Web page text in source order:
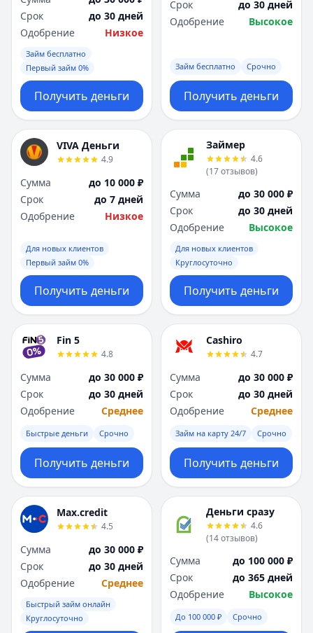
Срок
до 30 дней
Одобрение
Низкое
Займ бесплатно
Первый займ 0%
Получить деньги
Срок
до 30 дней
Одобрение
Высокое
Займ бесплатно Срочно
Получить деньги
VIVA Деньги
4.9
Сумма
до 10 000 ₽
Срок
до 7 дней
Одобрение
Низкое
Для новых клиентов
Первый займ 0%
Получить деньги
Займер
4.6
(17отзывов)
Сумма
до 30 000 ₽
Срок
до 30 дней
Одобрение
Высокое
Для новых клиентов
Круглосуточно
Получить деньги
Fin 5
4.8
Сумма
до 30 000 ₽
Срок
до 30 дней
Одобрение
Среднее
Быстрые деньги Срочно
Получить деньги
Cashiro
4.7
Сумма
до 30 000 ₽
Срок
до 30 дней
Одобрение
Среднее
Займ на карту 24/7 Срочно
Получить деньги
Max.credit
4.5
Сумма
до 30 000 ₽
Срок
до 30 дней
Одобрение
Среднее
Быстрый займ онлайн
Круглосуточно
Деньги сразу
4.6
(14отзывов)
Сумма
до 100 000 ₽
Срок
до 365 дней
Одобрение
Высокое
До 100 000 ₽ Срочно